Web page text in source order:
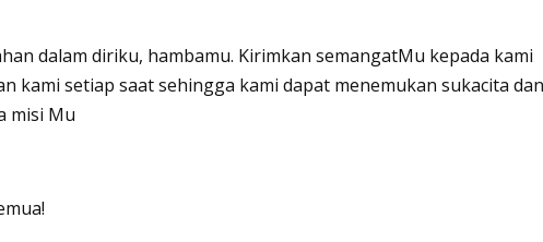
dalam diriku, hambamu. Kirimkan semangatMu kepada kami
kami setiap saat sehingga kami dapat menemukan sukacita dan
misi Mu